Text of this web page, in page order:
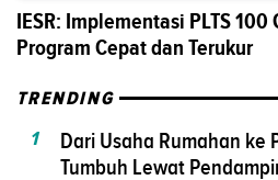
IESR: Implementasi PLTS
Program Cepat dan Terukur
TRENDING
1
Dari Usaha Rumahan ke
Tumbuh Lewat